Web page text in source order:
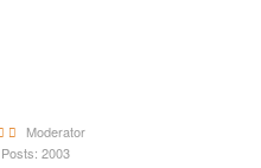
Moderator
Posts: 2003